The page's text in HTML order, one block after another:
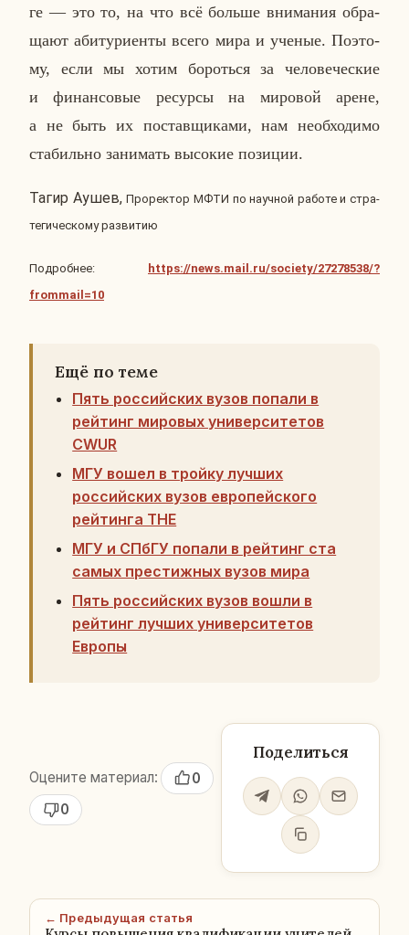
ге — это то, на что всё больше вни­ма­ния об­ра­
ща­ют аби­ту­ри­ен­ты всего мира и ученые. По­это­
му, если мы хотим бо­роть­ся за че­ло­ве­че­ские
и фи­нан­со­вые ре­сур­сы на ми­ро­вой арене,
а не быть их по­став­щи­ка­ми, нам необ­хо­ди­мо
ста­биль­но за­ни­мать вы­со­кие по­зи­ции.
Тагир Аушев,Про­рек­тор МФТИ по на­уч­ной работе и стра­
те­ги­че­ско­му раз­ви­тию
По­дроб­нее:
https://news.mail.ru/society/27278538/?
frommail=10
Ещё по теме
Пять российских вузов попали в
рейтинг мировых университетов
CWUR
МГУ вошел в тройку лучших
российских вузов европейского
рейтинга THE
МГУ и СПбГУ попали в рейтинг ста
самых престижных вузов мира
Пять российских вузов вошли в
рейтинг лучших университетов
Европы
Оцените материал:
0
0
Поделиться
← Предыдущая статья